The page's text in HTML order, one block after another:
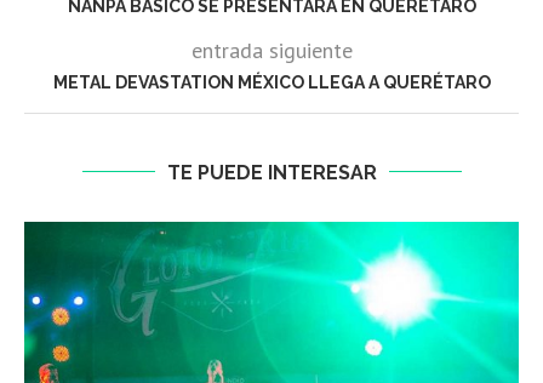
NANPA BÁSICO SE PRESENTARÁ EN QUERÉTARO
entrada siguiente
METAL DEVASTATION MÉXICO LLEGA A QUERÉTARO
TE PUEDE INTERESAR